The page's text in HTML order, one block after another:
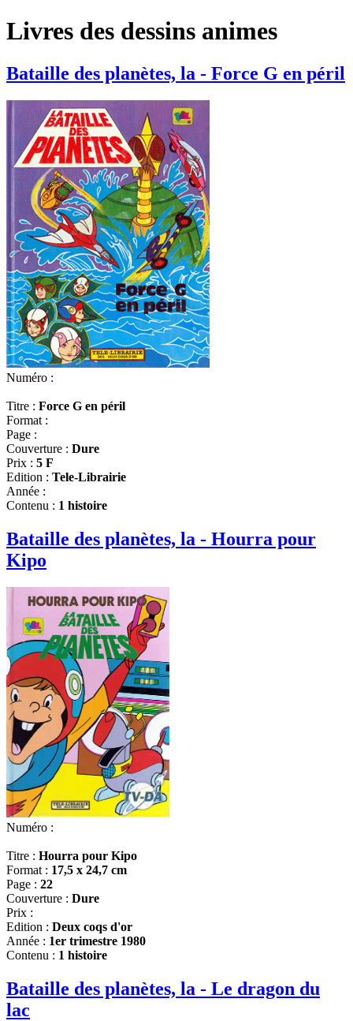
Livres des dessins animes
Bataille des planètes, la - Force G en péril
Numéro :
Titre : Force G en péril
Format :
Page :
Couverture : Dure
Prix : 5 F
Edition : Tele-Librairie
Année :
Contenu : 1 histoire
Bataille des planètes, la - Hourra pour
Kipo
Numéro :
Titre : Hourra pour Kipo
Format : 17,5 x 24,7 cm
Page : 22
Couverture : Dure
Prix :
Edition : Deux coqs d'or
Année : 1er trimestre 1980
Contenu : 1 histoire
Bataille des planètes, la - Le dragon du
lac